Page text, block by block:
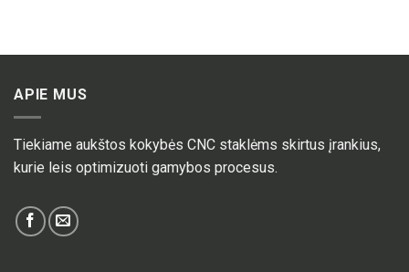
APIE MUS
Tiekiame aukštos kokybės CNC staklėms skirtus įrankius,
kurie leis optimizuoti gamybos procesus.